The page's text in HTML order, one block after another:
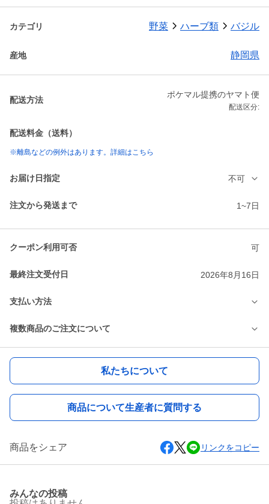
カテゴリ 野菜 ハーブ類 バジル
産地 静岡県
配送方法
ポケマル提携のヤマト便
配送区分:
配送料金（送料）
※離島などの例外はあります。詳細はこちら
お届け日指定 不可
注文から発送まで 1~7日
クーポン利用可否 可
最終注文受付日 2026年8月16日
支払い方法
複数商品のご注文について
私たちについて
商品について生産者に質問する
商品をシェア リンクをコピー
みんなの投稿